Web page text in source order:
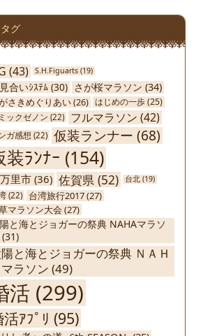
タグ
(43) S.H.Figuarts (19)
合いｼｽﾃﾑ (30) さが桜マラソン (34)
さきめぐりあい(26) はじめの一歩(25)
ックゼノン (22) フルマラソン (42)
ガ感想 (22) 仮装ランナー (68)
装ﾗﾝﾅｰ (154)
里市 (36) 佐賀県 (52) 台北 (19)
(22) 台湾旅行2017(27)
マラソン大会 (27)
と海とジョガーの祭典 NAHAマラソ
(31)
と海とジョガーの祭典 ＮＡＨ
マラソン (49)
活 (299)
ｱﾌﾟﾘ (95)